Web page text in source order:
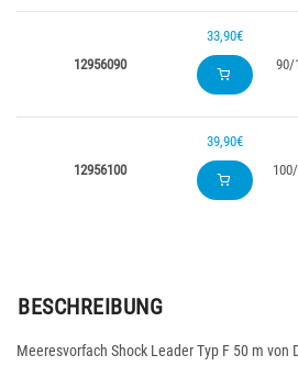
12956090
33,90€
90/
12956100
39,90€
BESCHREIBUNG
Meeresvorfach Shock Leader Typ F 50 m von